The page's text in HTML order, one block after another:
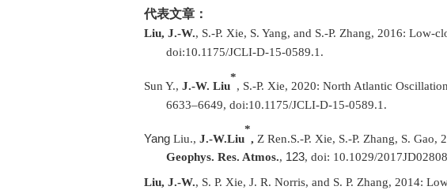
代表文章：
Liu, J.-W., S.-P. Xie, S. Yang, and S.-P. Zhang, 2016: Low-
doi:10.1175/JCLI-D-15-0589.1.
Sun Y., J.-W. Liu
*
, S.-P. Xie, 2020: North Atlantic
6633–6649, doi:10.1175/JCLI-D-15-0589.1.
Yang Liu., J.-W.Liu
*
Z Ren. S.-P. Xie, S.-P. Zhang, S. Gao,
Geophys. Res. Atmos., 123, doi: 10.1029/
Liu, J.-W., S. P. Xie, J. R. Norris, and S. P. Zhang, 2014: